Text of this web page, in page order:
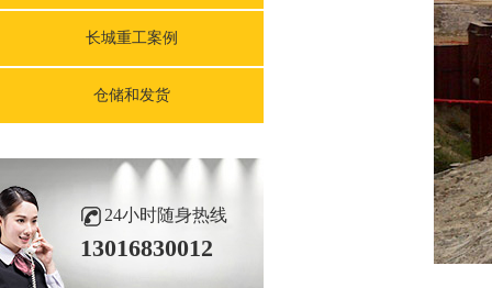
长城重工案例
仓储和发货
24小时随身热线
13016830012